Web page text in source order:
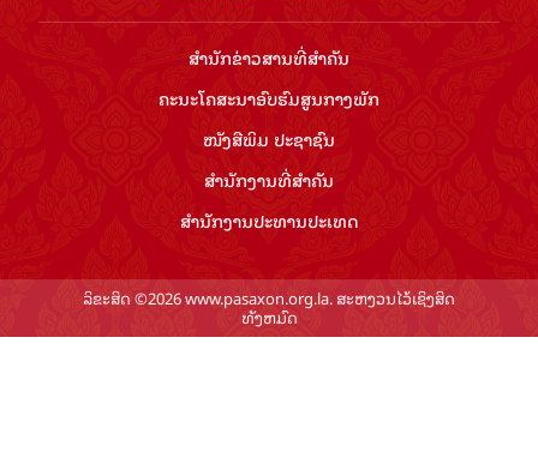
ສຳ​ນັກ​ຂ່າວ​ສານ​ທີ່​ສຳ​ຄັນ​
ຄະນະໂຄສະນາອົບຮົມ​ສູນ​ກາງ​ພັກ
ໜັງສືພິມ ປະ​ຊາ​ຊົນ
ສຳ​ນັກ​ງານ​ທີ່​ສຳ​ຄັນ
ສຳ​ນັກ​ງານ​ປະ​ທານ​ປະ​ເທດ
ລິຂະສິດ ©2026 www.pasaxon.org.la. ສະຫງວນໄວ້ເຊິງສິດ
ທັງຫມົດ